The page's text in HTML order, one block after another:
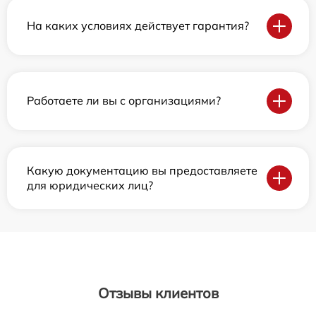
На каких условиях действует гарантия?
Работаете ли вы с организациями?
Какую документацию вы предоставляете
для юридических лиц?
Отзывы клиентов